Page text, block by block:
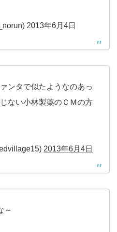
2013年6月4日
ンタで似たようなのあっ
ない小林製薬のＣＭの方
2013年6月4日
～